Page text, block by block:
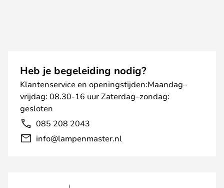
Heb je begeleiding nodig?
Klantenservice en openingstijden:Maandag–
vrijdag: 08.30-16 uur Zaterdag–zondag:
gesloten
085 208 2043
info@lampenmaster.nl